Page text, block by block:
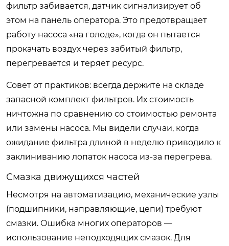
фильтр забивается, датчик сигнализирует об
этом на панель оператора. Это предотвращает
работу насоса «на голоде», когда он пытается
прокачать воздух через забитый фильтр,
перегревается и теряет ресурс.
Совет от практиков: всегда держите на складе
запасной комплект фильтров. Их стоимость
ничтожна по сравнению со стоимостью ремонта
или замены насоса. Мы видели случаи, когда
ожидание фильтра длиной в неделю приводило к
заклиниванию лопаток насоса из-за перегрева.
Смазка движущихся частей
Несмотря на автоматизацию, механические узлы
(подшипники, направляющие, цепи) требуют
смазки. Ошибка многих операторов —
использование неподходящих смазок. Для